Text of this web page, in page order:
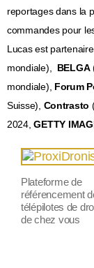
reportages dans la
commandes pour
Lucas est partenaire
mondiale),
BELGA
mondiale),
Forum
Suisse), Contrasto
2024,GETTY
Plateforme de
référencement
télépilotes de
de chez vous